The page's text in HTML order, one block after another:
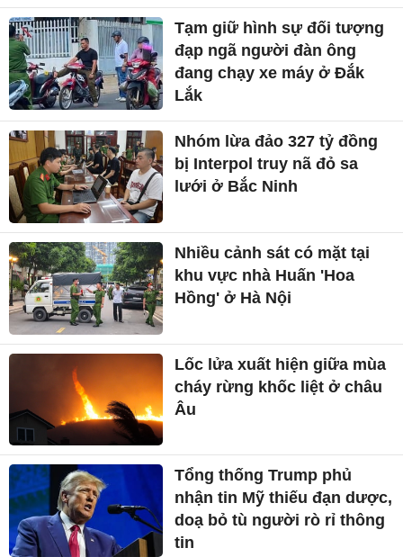
Tạm giữ hình sự đối tượng
đạp ngã người đàn ông
đang chạy xe máy ở Đắk
Lắk
Nhóm lừa đảo 327 tỷ đồng
bị Interpol truy nã đỏ sa
lưới ở Bắc Ninh
Nhiều cảnh sát có mặt tại
khu vực nhà Huấn 'Hoa
Hồng' ở Hà Nội
Lốc lửa xuất hiện giữa mùa
cháy rừng khốc liệt ở châu
Âu
Tổng thống Trump phủ
nhận tin Mỹ thiếu đạn dược,
doạ bỏ tù người rò rỉ thông
tin